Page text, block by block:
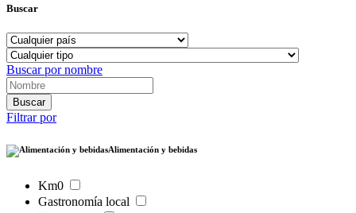
Buscar
Buscar por nombre
Filtrar por
Alimentación y bebidas
Km0
Gastronomía local